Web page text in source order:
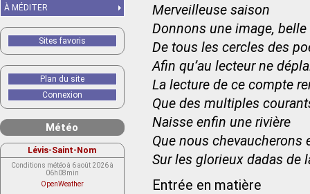
Merveilleuse saison
Donnons une image,
De tous les cercles des
Afin qu’au lecteur ne
La lecture de ce compte
Que des multiples
Naisse enfin une rivière
Que nous chevaucherons
Sur les glorieux dadas de
Entrée en matière
À MÉDITER
Sites favoris
Plan du site
Connexion
Météo
Lévis-Saint-Nom
Conditions météo à 6 août 2026 à
06h08min
OpenWeather